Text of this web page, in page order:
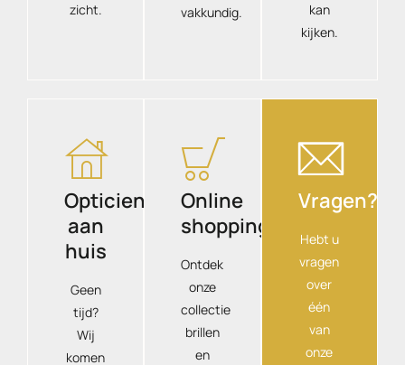
zicht.
vakkundig.
kan
kijken.
Opticien
aan
huis
Geen
tijd?
Wij
komen
Online
shopping
Ontdek
onze
collectie
brillen
en
Vragen?
Hebt u
vragen
over
één
van
onze